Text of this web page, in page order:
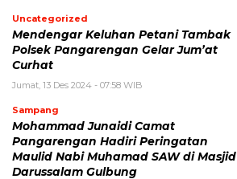
Uncategorized
Mendengar Keluhan Petani Tambak
Polsek Pangarengan Gelar Jum’at
Curhat
Jumat, 13 Des 2024 - 07:58 WIB
Sampang
Mohammad Junaidi Camat
Pangarengan Hadiri Peringatan
Maulid Nabi Muhamad SAW di Masjid
Darussalam Gulbung